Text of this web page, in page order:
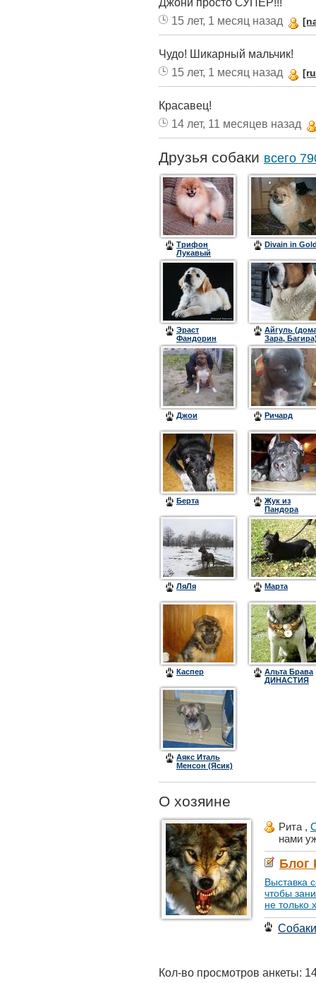
15 лет, 1 месяц назад
Чудо! Шикарный мальчик!
15 лет, 1 месяц назад
Красавец!
14 лет, 11 месяцев назад
Друзья собаки всего
Трифон
Лукавый
Обольститель
Divain in
Эраст
Фандорин
Герсталь
Аджент
Айгуль
Зара,
Джои Ричард
Берта
Жук из
Пандора
ЛяЛя Марта
Каспер
Альта Брава
ДИНАСТИЯ
Аякс Италь
Менсон (Ясик)
О хозяине
Рита ,
нами
Блог
Выставка
чтобы
не только
Собаки
Кол-во просмотров анкеты: